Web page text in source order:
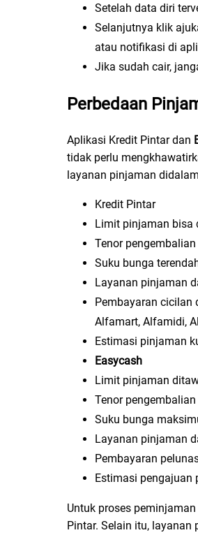
Setelah data diri
Selanjutnya klik
atau notifikasi di
Jika sudah cair,
Perbedaan
Aplikasi Kredit Pintar dan
tidak perlu
layanan pinjaman
Kredit Pintar
Limit pinjaman bisa
Tenor
Suku bunga
Layanan pinjaman
Pembayaran cicilan
Alfamart, Alfamidi,
Estimasi pinjaman
Easycash
Limit pinjaman
Tenor
Suku bunga
Layanan pinjaman
Pembayaran
Estimasi pengajuan
Untuk proses
Pintar. Selain itu, layanan